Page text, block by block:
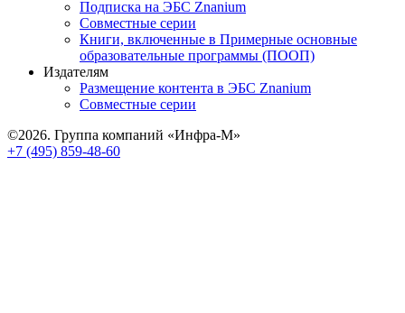
Подписка на ЭБС Znanium
Совместные серии
Книги, включенные в Примерные основные
образовательные программы (ПООП)
Издателям
Размещение контента в ЭБС Znanium
Совместные серии
©2026. Группа компаний «Инфра-М»
+7 (495) 859-48-60